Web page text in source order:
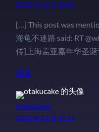
2010 年 12 月 20 日
[…] This post was
海龟不迷路 said: RT
传]上海盖亚嘉年华圣
回复
otakucake
2010 年 12 月 20 日